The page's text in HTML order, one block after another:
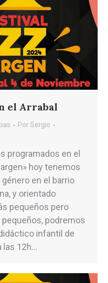
el Arrabal
PorSergio
programados en el
hoy tenemos
en el barrio
y orientado
pequeños pero
podremos
infantil de
las 12h…